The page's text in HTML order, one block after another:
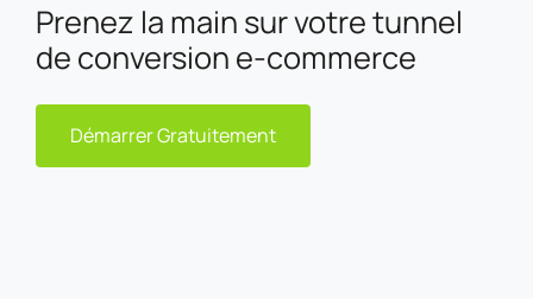
Prenez la main sur votre tunnel
de conversion e-commerce
Démarrer Gratuitement